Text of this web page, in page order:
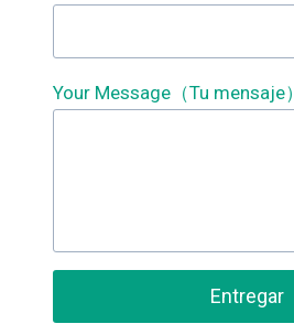
Your Message（Tu mensaje）
Entregar